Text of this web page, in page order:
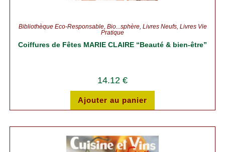
Bibliothèque Éco-Responsable, Bio...sphère, Livres Neufs, Livres Vie
Pratique
Coiffures de Fêtes MARIE CLAIRE “Beauté & bien-être”
14.12 €
Ajouter au panier